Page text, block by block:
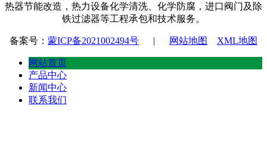
热器节能改造，热力设备化学清洗、化学防腐，进口阀门及除
铁过滤器等工程承包和技术服务。
备案号： 蒙ICP备2021002494号 | 网站地图 XML地图
网站首页
产品中心
新闻中心
联系我们